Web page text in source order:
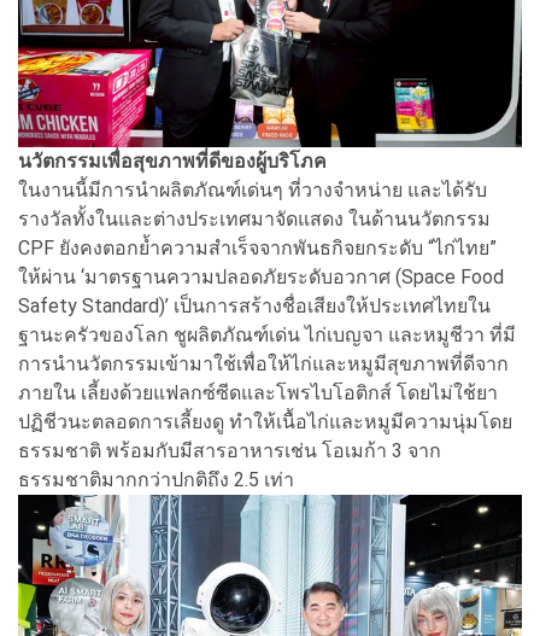
นวัตกรรมเพื่อสุขภาพที่ดีของผู้บริโภค
ในงานนี้มีการนำผลิตภัณฑ์เด่นๆ ที่วางจำหน่าย และได้รับ
รางวัลทั้งในและต่างประเทศมาจัดแสดง ในด้านนวัตกรรม
CPF ยังคงตอกย้ำความสำเร็จจากพันธกิจยกระดับ “ไก่ไทย”
ให้ผ่าน ‘มาตรฐานความปลอดภัยระดับอวกาศ (Space Food
Safety Standard)’ เป็นการสร้างชื่อเสียงให้ประเทศไทยใน
ฐานะครัวของโลก ชูผลิตภัณฑ์เด่น ไก่เบญจา และหมูชีวา ที่มี
การนำนวัตกรรมเข้ามาใช้เพื่อให้ไก่และหมูมีสุขภาพที่ดีจาก
ภายใน เลี้ยงด้วยแฟลกซ์ซีดและโพรไบโอติกส์ โดยไม่ใช้ยา
ปฏิชีวนะตลอดการเลี้ยงดู ทำให้เนื้อไก่และหมูมีความนุ่มโดย
ธรรมชาติ พร้อมกับมีสารอาหารเช่น โอเมก้า 3 จาก
ธรรมชาติมากกว่าปกติถึง 2.5 เท่า